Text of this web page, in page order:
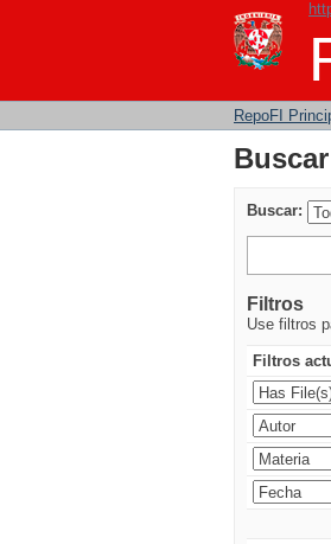
Buscar
RepoFI
Buscar
Buscar:
Filtros
Use filtros
Filtros